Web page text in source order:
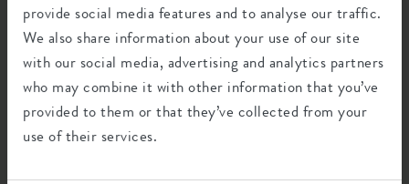
provide social media features and to analyse our traffic.
We also share information about your use of our site
with our social media, advertising and analytics partners
who may combine it with other information that you’ve
provided to them or that they’ve collected from your
use of their services.
LE SALON HIVER NOËL BLOG
Comment garder votre arbre de
noël beau et en bonne santé
Avec un Noël vert, un sapin de Noël dans la
maison est indispensable. Avec ou sans motte,
avec un pied ou un joli pot : le choix est vaste.